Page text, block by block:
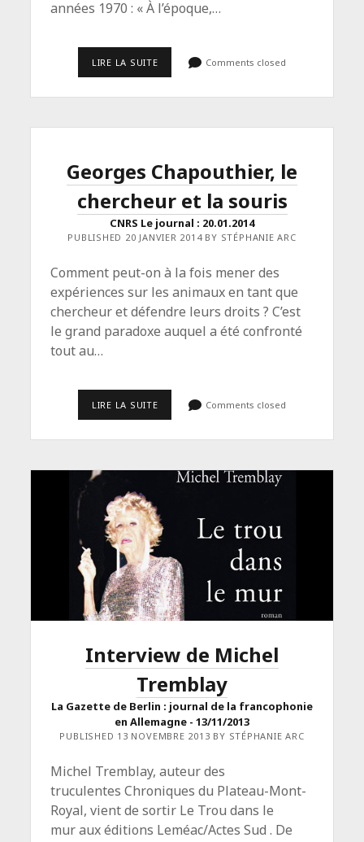
années 1970 : « À l’époque,…
LIRE LA SUITE<SPAN
PRIMARY">JOURNÉE
HISTOIRE
DU
8
MARS</SPAN>
<SPAN
CLASS="ENTRY-
SUBTITLE">CNRS
JOURNAL
:
07.03.2014</SPAN>
Comments closed
Georges Chapouthier, le
chercheur et la souris
CNRS Le journal : 20.01.2014
PUBLISHED 20 JANVIER 2014 BY STÉPHANIE ARC
Comment peut-on à la fois mener des
expériences sur les animaux en tant que
chercheur et défendre leurs droits ? C’est
le grand paradoxe auquel a été confronté
tout au…
LIRE LA SUITE<SPAN
PRIMARY">GEORGES
CHERCHEUR
SOURIS</SPAN>
<SPAN
CLASS="ENTRY-
SUBTITLE">CNRS
LE
JOURNAL
:
20.01.2014</SPAN>
Comments closed
Interview de Michel
Tremblay
La Gazette de Berlin : journal de la francophonie
en Allemagne - 13/11/2013
PUBLISHED 13 NOVEMBRE 2013 BY STÉPHANIE ARC
Michel Tremblay, auteur des
truculentes Chroniques du Plateau-Mont-
Royal, vient de sortir Le Trou dans le
mur aux éditions Leméac/Actes Sud . De